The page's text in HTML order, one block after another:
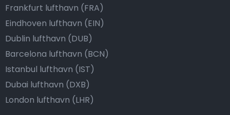
Frankfurt lufthavn (FRA)
Eindhoven lufthavn (EIN)
Dublin lufthavn (DUB)
Barcelona lufthavn (BCN)
Istanbul lufthavn (IST)
Dubai lufthavn (DXB)
London lufthavn (LHR)